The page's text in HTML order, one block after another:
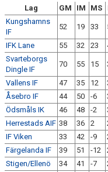
Lag GM IM MS
Kungshamns
IF
52 19 33
IFK Lane 55 32 23
Svarteborgs
Dingle IF
70 55 15
Vallens IF 47 35 12
Åsebro IF
44 50 -6
Ödsmåls IK
46 48 -2
Herrestads AIF 38 36 2
IF Viken
33 42 -9
Färgelanda IF
39 51 -12
Stigen/Ellenö
34 41 -7